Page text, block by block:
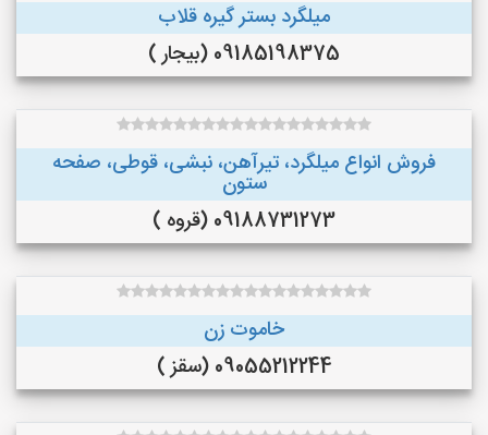
میلگرد بستر گیره قلاب
09185198375 (بیجار )
فروش انواع میلگرد، تیرآهن، نبشی، قوطی، صفحه
ستون
09188731273 (قروه )
خاموت زن
09055212244 (سقز )